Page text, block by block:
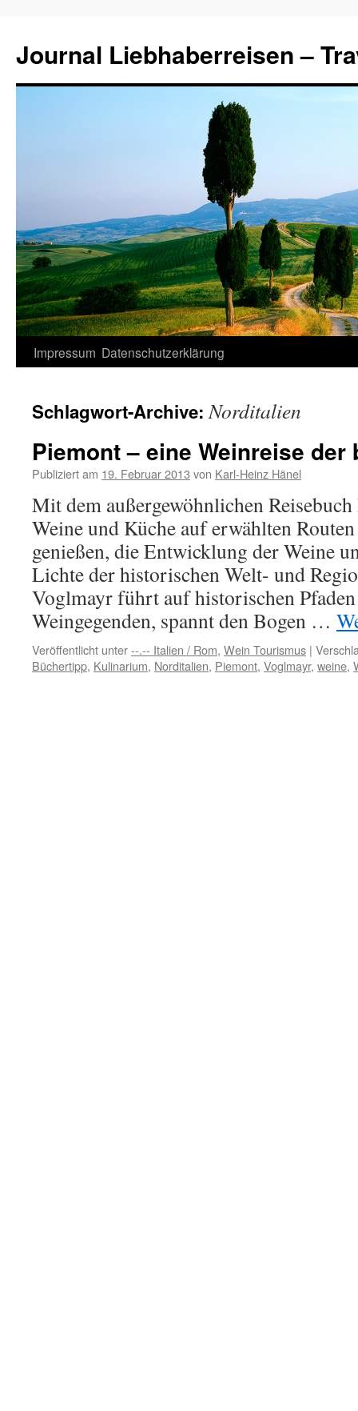
Journal Liebhaberreisen –
Zum
springen
Impressum Datenschutzerklärung
Schlagwort-Archive:Norditalien
Piemont – eine Weinreise
Publiziert am 19. Februar 2013 von Karl-Heinz Hänel
Mit dem außergewöhnlichen
Weine und Küche auf erwählten
genießen, die Entwicklung der Weine
Lichte der historischen Welt- und
Voglmayr führt auf historischen
Weingegenden, spannt den Bogen …
Veröffentlicht unter--.-- Italien / Rom, Wein Tourismus |
Büchertipp, Kulinarium, Norditalien, Piemont, Voglmayr, weine,